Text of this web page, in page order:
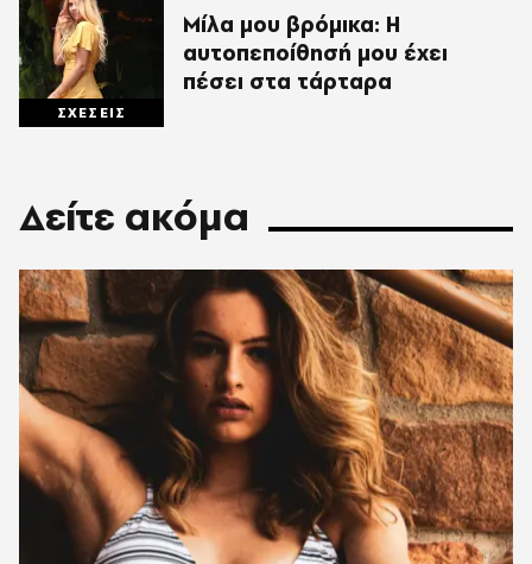
ΣΧΕΣΕΙΣ
Μίλα μου βρόμικα: Η
αυτοπεποίθησή μου έχει
πέσει στα τάρταρα
Δείτε ακόμα